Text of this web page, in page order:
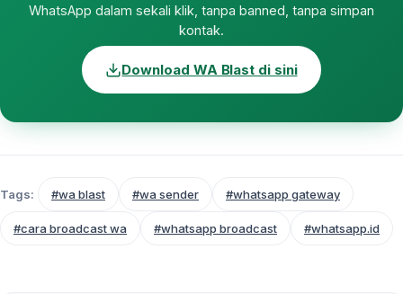
WhatsApp dalam sekali klik, tanpa banned, tanpa simpan
kontak.
Download WA Blast di sini
Tags: #wa blast #wa sender #whatsapp gateway
#cara broadcast wa #whatsapp broadcast #whatsapp.id